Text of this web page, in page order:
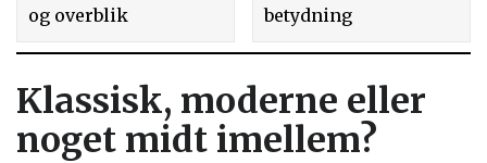
og overblik
betydning
Klassisk, moderne eller
noget midt imellem?